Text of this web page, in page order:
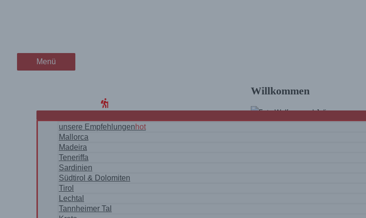
Menü
Menü
unsere Empfehlungenhot
Mallorca
Madeira
Teneriffa
Sardinien
Südtirol & Dolomiten
Tirol
Lechtal
Tannheimer Tal
Willkommen